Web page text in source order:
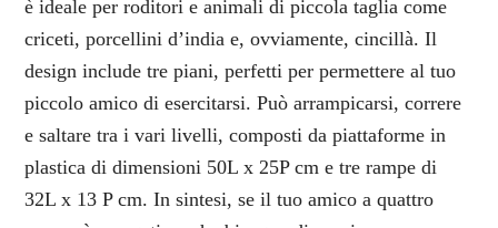
è ideale per roditori e animali di piccola taglia come
criceti, porcellini d’india e, ovviamente, cincillà. Il
design include tre piani, perfetti per permettere al tuo
piccolo amico di esercitarsi. Può arrampicarsi, correre
e saltare tra i vari livelli, composti da piattaforme in
plastica di dimensioni 50L x 25P cm e tre rampe di
32L x 13 P cm. In sintesi, se il tuo amico a quattro